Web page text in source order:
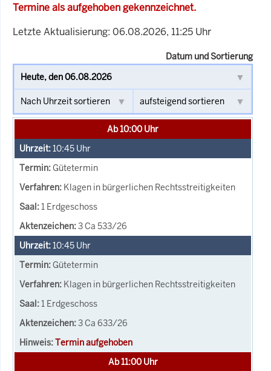
Termine als aufgehoben gekennzeichnet.
Letzte Aktualisierung: 06.08.2026, 11:25 Uhr
Datum und Sortierung
Ab 10:00 Uhr
10:45 Uhr
Gütetermin
Klagen in bürgerlichen Rechtsstreitigkeiten
1 Erdgeschoss
3 Ca 533/26
10:45 Uhr
Gütetermin
Klagen in bürgerlichen Rechtsstreitigkeiten
1 Erdgeschoss
3 Ca 633/26
Termin aufgehoben
Ab 11:00 Uhr